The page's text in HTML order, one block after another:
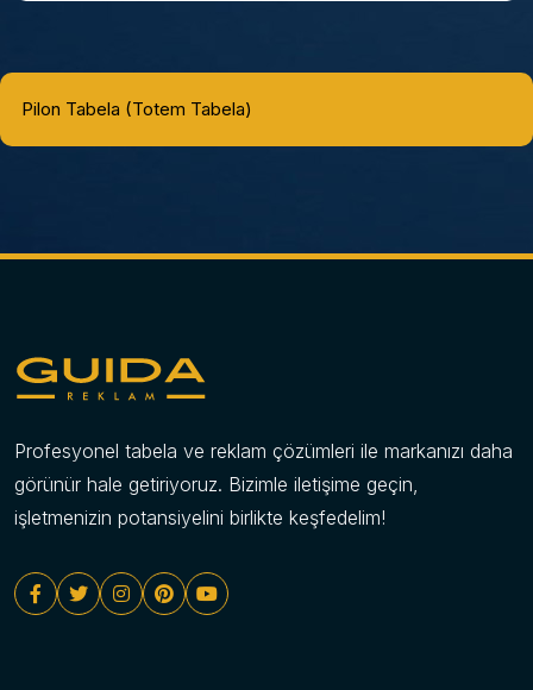
Pilon Tabela (Totem Tabela)
Pilon tabelalar, genellikle işletmelerin ana girişlerinde, yol
Temel amaçları, markanın veya mekanın uzak
mesafelerden bile kolayca fark edilmesini sağlamak,
oluşturmaktır. Özellikle ana yollardan biraz içeride kalan
işletmeler, alışveriş merkezleri, akaryakıt istasyonları,
sanayi bölgeleri ve büyük kampüsler için pilon tabelalar
yapıları ve etkileyici boyutları ile adeta bir landmark
Profesyonel tabela ve reklam çözümleri ile markanızı daha
görünür hale getiriyoruz. Bizimle iletişime geçin,
işletmenizin potansiyelini birlikte keşfedelim!